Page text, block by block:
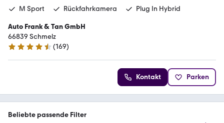
M Sport
Rückfahrkamera Plug In Hybrid
Auto Frank & Tan GmbH
66839 Schmelz
4.6 Sterne
(169)
Kontakt Parken
Beliebte passende Filter